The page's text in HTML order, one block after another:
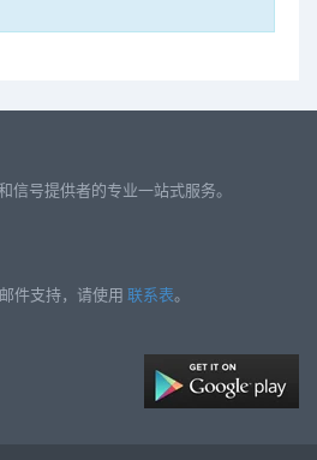
信号提供者的专业一站式服务。
件支持，请使用 联系表。